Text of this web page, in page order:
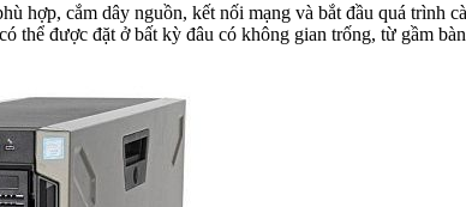
hợp, cắm dây nguồn, kết nối mạng và bắt đầu quá trình
thể được đặt ở bất kỳ đâu có không gian trống, từ gầm